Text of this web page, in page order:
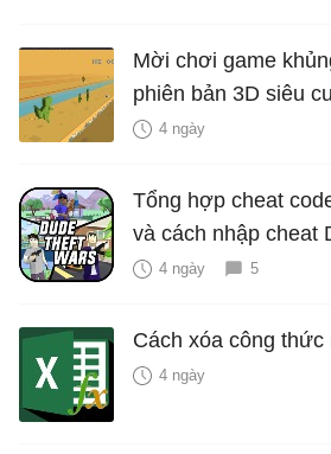
Mời chơi game
phiên bản 3D siêu
4 ngày
Tổng hợp cheat
và cách nhập cheat
4 ngày 5
Cách xóa công thức
4 ngày